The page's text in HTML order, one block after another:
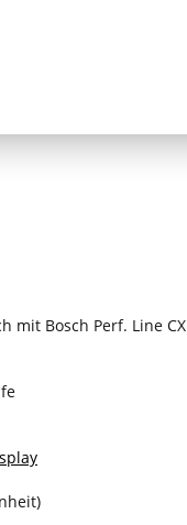
mit Bosch Perf. Line CX